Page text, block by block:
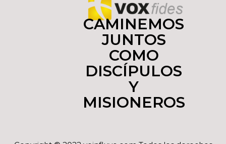
CAMINEMOS
JUNTOS
COMO
DISCÍPULOS
Y
MISIONEROS